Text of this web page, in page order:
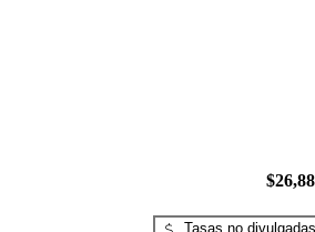
Tasas no divulgadas